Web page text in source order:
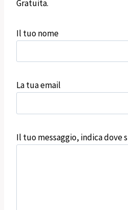
Gratuita.
Il tuo nome
La tua email
Il tuo messaggio, indica dove